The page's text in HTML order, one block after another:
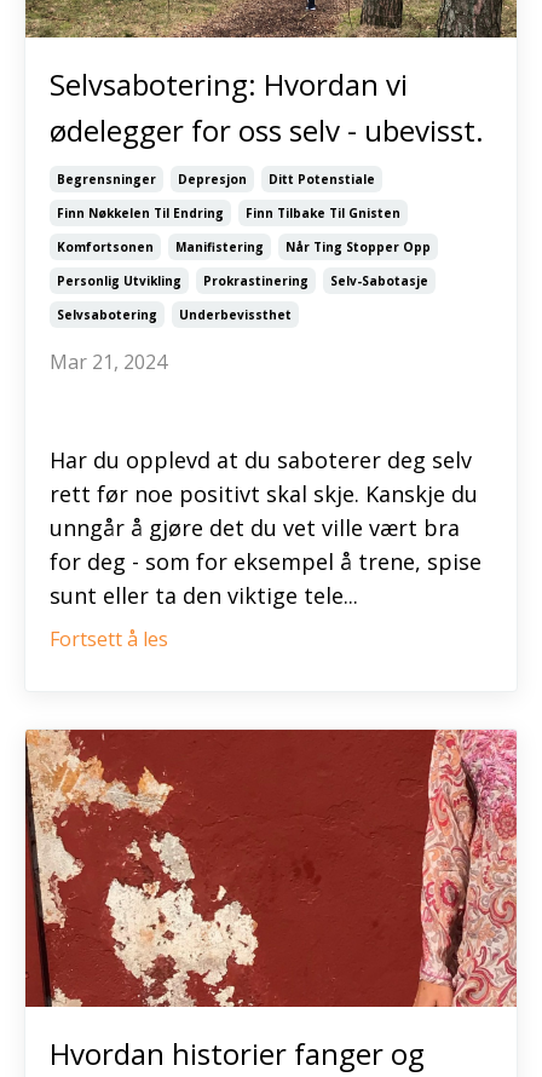
Selvsabotering: Hvordan vi
ødelegger for oss selv - ubevisst.
Begrensninger Depresjon
Ditt Potenstiale
Finn Nøkkelen Til Endring
Finn Tilbake Til Gnisten
Komfortsonen
Manifistering
Når Ting Stopper Opp
Personlig Utvikling
Prokrastinering
Selv-Sabotasje
Selvsabotering
Underbevissthet
Mar 21, 2024
Har du opplevd at du saboterer deg selv
rett før noe positivt skal skje. Kanskje du
unngår å gjøre det du vet ville vært bra
for deg - som for eksempel å trene, spise
sunt eller ta den viktige tele...
Fortsett å les
Hvordan historier fanger og